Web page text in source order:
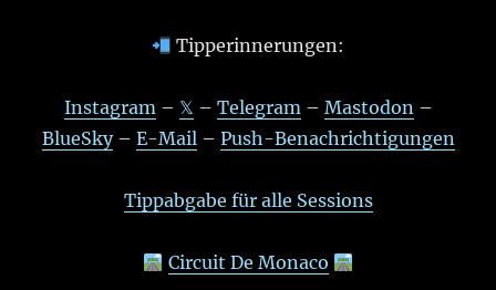
Tipperinnerungen:
Instagram– 𝕏 – Telegram– Mastodon–
BlueSky– E-Mail– Push-Benachrichtigungen
Tippabgabe für alle Sessions
Circuit De Monaco